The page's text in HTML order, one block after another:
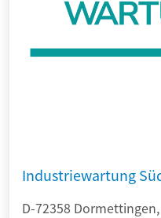
Industriewartung
D-72358